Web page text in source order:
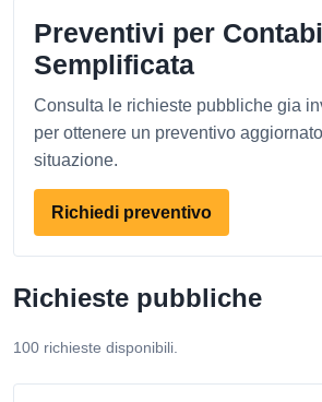
Preventivi per
Semplificata
Consulta le richieste pubbliche gia
per ottenere un preventivo
situazione.
Richiedi preventivo
Richieste pubbliche
100 richieste disponibili.